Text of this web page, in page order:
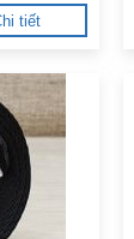
tiết